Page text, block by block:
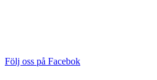
Följ oss på Facebok